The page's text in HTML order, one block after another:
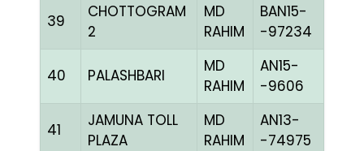
39
CHOTTOGRAM
2
MD
RAHIM
BAN15-
-97234
40 PALASHBARI
MD
RAHIM
AN15-
-9606
41
JAMUNA TOLL
PLAZA
MD
RAHIM
AN13-
-74975